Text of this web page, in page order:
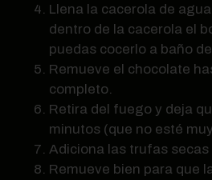
Llena la cacerola de
dentro de la cacerola el
puedas cocerlo a baño
Remueve el chocolate
completo.
Retira del fuego y deja
minutos (que no esté
Adiciona las trufas
Remueve bien para que